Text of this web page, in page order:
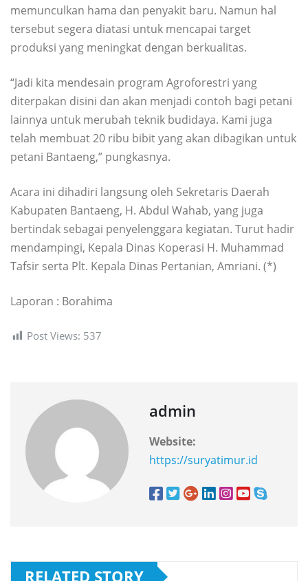
memunculkan hama dan penyakit baru. Namun hal
tersebut segera diatasi untuk mencapai target
produksi yang meningkat dengan berkualitas.
“Jadi kita mendesain program Agroforestri yang
diterpakan disini dan akan menjadi contoh bagi petani
lainnya untuk merubah teknik budidaya. Kami juga
telah membuat 20 ribu bibit yang akan dibagikan untuk
petani Bantaeng,” pungkasnya.
Acara ini dihadiri langsung oleh Sekretaris Daerah
Kabupaten Bantaeng, H. Abdul Wahab, yang juga
bertindak sebagai penyelenggara kegiatan. Turut hadir
mendampingi, Kepala Dinas Koperasi H. Muhammad
Tafsir serta Plt. Kepala Dinas Pertanian, Amriani. (*)
Laporan : Borahima
Post Views: 537
admin
Website:
https://suryatimur.id
RELATED STORY